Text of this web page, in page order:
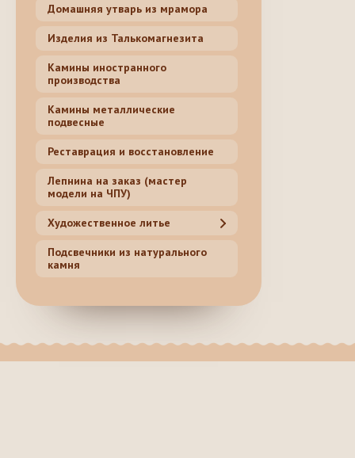
Домашняя утварь из мрамора
Изделия из Талькомагнезита
Камины иностранного
производства
Камины металлические
подвесные
Реставрация и восстановление
Лепнина на заказ (мастер
модели на ЧПУ)
Художественное литье
Подсвечники из натурального
камня